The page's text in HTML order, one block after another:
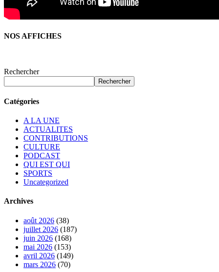
NOS AFFICHES
Rechercher
Rechercher
Catégories
A LA UNE
ACTUALITES
CONTRIBUTIONS
CULTURE
PODCAST
QUI EST QUI
SPORTS
Uncategorized
Archives
août 2026 (38)
juillet 2026 (187)
juin 2026 (168)
mai 2026 (153)
avril 2026 (149)
mars 2026 (70)